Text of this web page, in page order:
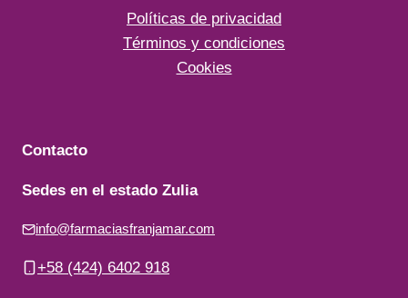
Políticas de privacidad
Términos y condiciones
Cookies
Contacto
Sedes en el estado Zulia
info@farmaciasfranjamar.com
+58 (424) 6402 918